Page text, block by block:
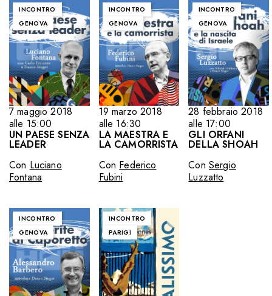
7 maggio 2018
alle 15:00
UN PAESE SENZA
LEADER
INCONTRO
GENOVA
Con Luciano
Fontana
19 marzo 2018
alle 16:30
LA MAESTRA E
LA CAMORRISTA
INCONTRO
GENOVA
Con Federico
Fubini
28 febbraio 2018
alle 17:00
GLI ORFANI
DELLA SHOAH
INCONTRO
GENOVA
Con Sergio
Luzzatto
INCONTRO
GENOVA
INCONTRO
PARIGI